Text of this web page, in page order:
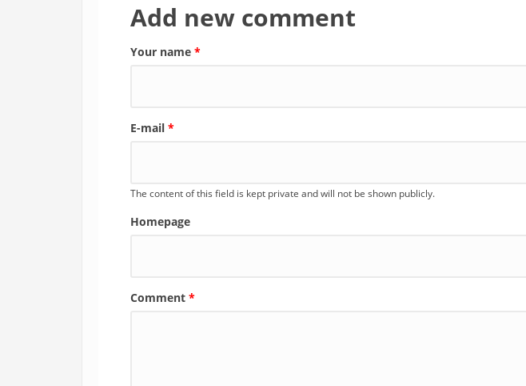
Add new comment
Your name *
E-mail *
The content of this field is kept private and will not be shown publicly.
Homepage
Comment *